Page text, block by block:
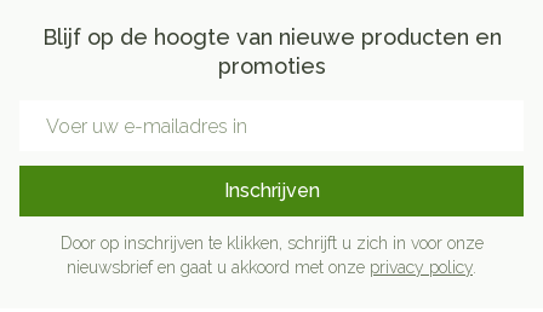
Blijf op de hoogte van nieuwe producten en
promoties
Inschrijven
Door op inschrijven te klikken, schrijft u zich in voor onze
nieuwsbrief en gaat u akkoord met onze privacy policy